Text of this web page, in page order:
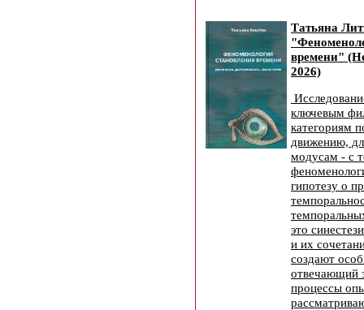
Татьяна
времени"
2026)
ключевым
категориям
движению,
модусам - с
гипотезу о
это
и их
создают
отвечающий
процессы